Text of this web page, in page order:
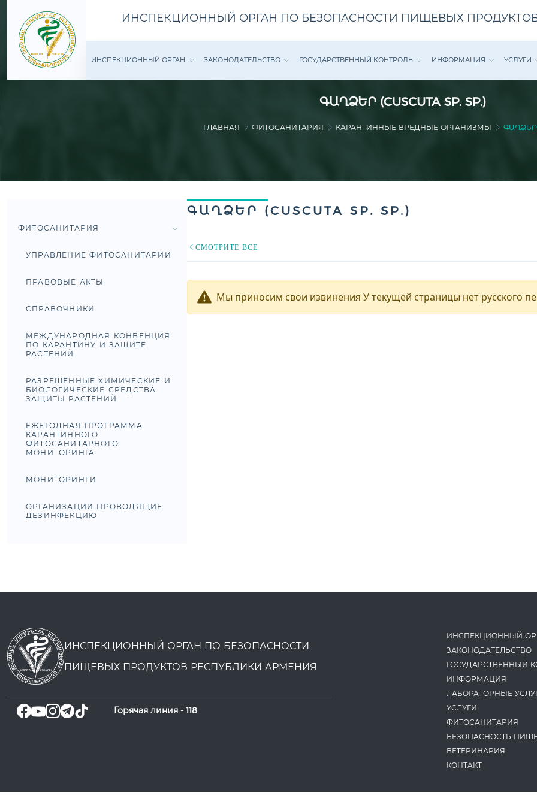
ИНСПЕКЦИОННЫЙ ОРГАН ПО БЕЗОПАСНОСТИ ПИЩЕВЫХ
ИНСПЕКЦИОННЫЙ ОРГАН ЗАКОНОДАТЕ­ЛЬСТВО ГОСУДАРСТВЕННЫЙ КОНТРОЛЬ ИНФОРМАЦИЯ УСЛУГИ
ԳԱՂՁԵՐ (CUSCUTA SP. SP.)
ГЛАВНАЯ ФИТОСАНИТАРИЯ КАРАНТИННЫЕ ВРЕДНЫЕ ОРГАНИЗМЫ ԳԱՂՁԵՐ
ФИТОСАНИТАРИЯ
УПРАВЛЕНИЕ ФИТОСАНИТАРИИ
ПРАВОВЫЕ АКТЫ
СПРАВОЧНИКИ
МЕЖДУНАРОДНАЯ КОНВЕНЦИЯ
ПО КАРАНТИНУ И ЗАЩИТЕ
РАСТЕНИЙ
РАЗРЕШЕННЫЕ ХИМИЧЕСКИЕ И
БИОЛОГИЧЕСКИЕ СРЕДСТВА
ЗАЩИТЫ РАСТЕНИЙ
ЕЖЕГОДНАЯ ПРОГРАММА
КАРАНТИННОГО
ФИТОСАНИТАРНОГО
МОНИТОРИНГА
МОНИТОРИНГИ
ОРГАНИЗАЦИИ ПРОВОДЯЩИЕ
ДЕЗИНФЕКЦИЮ
ԳԱՂՁԵՐ (CUSCUTA SP. SP.)
СМОТРИТЕ ВСЕ
Мы приносим свои извинения У текущей страницы нет русского
ИНСПЕКЦИОННЫЙ ОРГАН ПО БЕЗОПАСНОСТИ
ПИЩЕВЫХ ПРОДУКТОВ РЕСПУБЛИКИ АРМЕНИЯ
Горячая линия - 118
ИНСПЕКЦИОННЫЙ
ЗАКОНОДАТЕ­ЛЬСТВО
ГОСУДАРСТВЕННЫЙ
ИНФОРМАЦИЯ
ЛАБОРАТОРНЫЕ
УСЛУГИ
ФИТОСАНИТАРИЯ
БЕЗОПАСНОСТЬ
ВЕТЕРИНАРИЯ
КОНТАКТ